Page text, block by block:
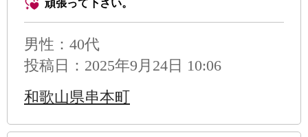
頑張って下さい。
男性 ：40代
投稿日：2025年9月24日 10:06
和歌山県串本町